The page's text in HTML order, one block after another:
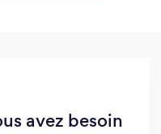
avez besoin